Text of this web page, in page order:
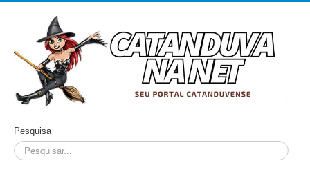
Pesquisa